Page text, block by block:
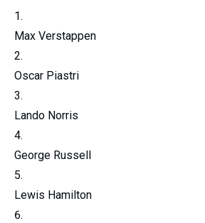
Max Verstappen
Oscar Piastri
Lando Norris
George Russell
Lewis Hamilton